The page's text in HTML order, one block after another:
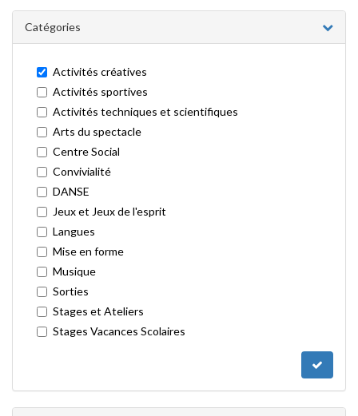
Catégories
Activités créatives
Activités sportives
Activités techniques et scientifiques
Arts du spectacle
Centre Social
Convivialité
DANSE
Jeux et Jeux de l'esprit
Langues
Mise en forme
Musique
Sorties
Stages et Ateliers
Stages Vacances Scolaires